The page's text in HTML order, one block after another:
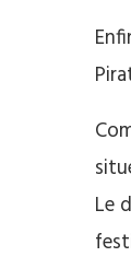
Le